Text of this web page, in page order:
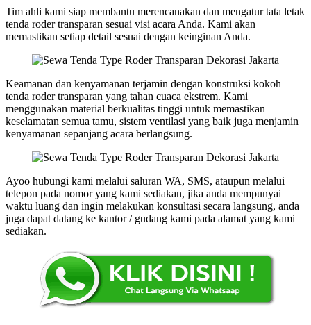
Tim ahli kami siap membantu merencanakan dan mengatur tata letak
tenda roder transparan sesuai visi acara Anda. Kami akan
memastikan setiap detail sesuai dengan keinginan Anda.
Keamanan dan kenyamanan terjamin dengan konstruksi kokoh
tenda roder transparan yang tahan cuaca ekstrem. Kami
menggunakan material berkualitas tinggi untuk memastikan
keselamatan semua tamu, sistem ventilasi yang baik juga menjamin
kenyamanan sepanjang acara berlangsung.
Ayoo hubungi kami melalui saluran WA, SMS, ataupun melalui
telepon pada nomor yang kami sediakan, jika anda mempunyai
waktu luang dan ingin melakukan konsultasi secara langsung, anda
juga dapat datang ke kantor / gudang kami pada alamat yang kami
sediakan.